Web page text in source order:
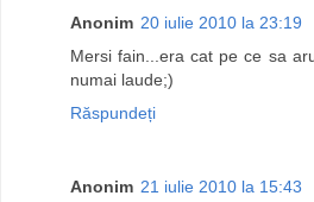
Anonim 20 iulie 2010 la 23:19
Mersi fain...era cat pe ce sa
numai laude;)
Răspundeți
Anonim 21 iulie 2010 la 15:43